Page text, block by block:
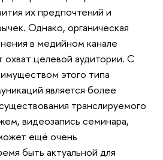
их предпочтений и
Однако, органическая
в медийном канале
целевой аудитории. С
этого типа
является более
транслируемого
видеозапись семинара,
ещё очень
быть актуальной для